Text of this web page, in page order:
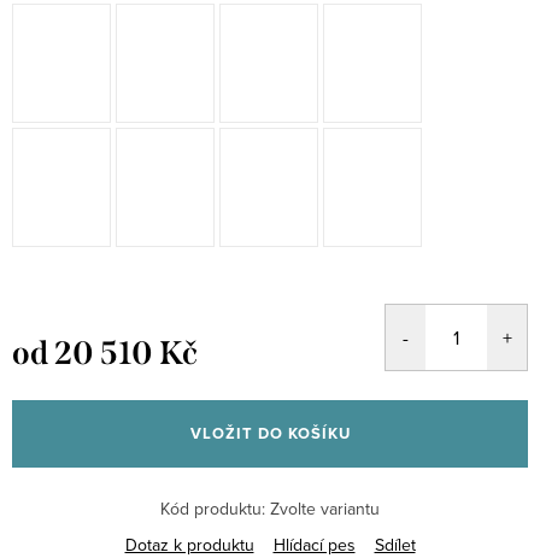
od20 510 Kč
cena:
VLOŽIT DO KOŠÍKU
Kód produktu: Zvolte variantu
Dotaz k produktu
Hlídací pes Sdílet